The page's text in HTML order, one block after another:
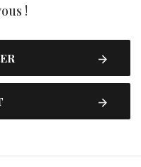
!